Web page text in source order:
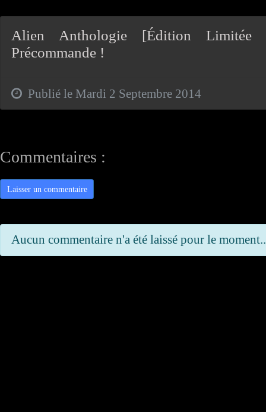
Alien Anthologie [Édition Limitée
Précommande !
Publié le Mardi 2 Septembre 2014
Commentaires :
Laisser un commentaire
Aucun commentaire n'a été laissé pour le